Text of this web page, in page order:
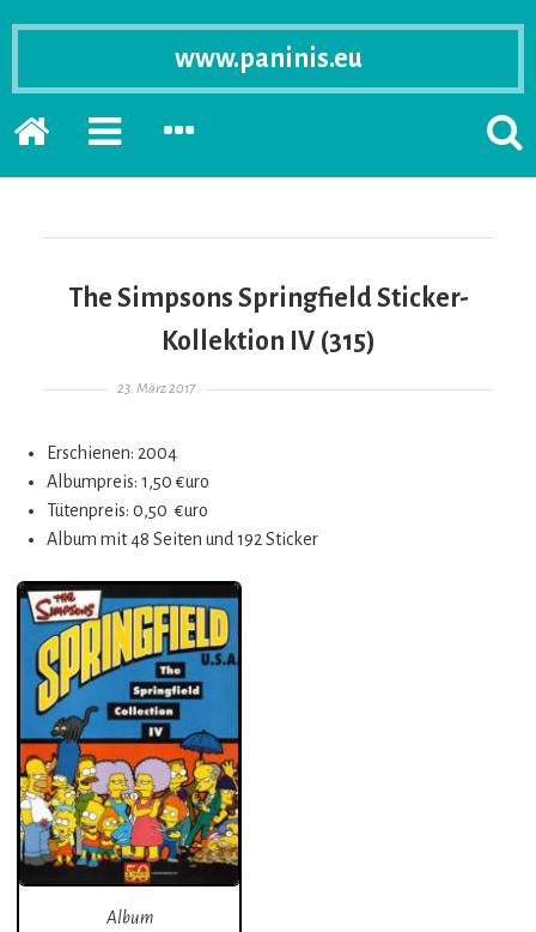
www.paninis.eu
Startseite
PRIMÄRE
ERWEITERN
SEKUNDÄRE
ERWEITERN
The Simpsons Springfield Sticker-
Kollektion IV (315)
Gepostet am
23. März 2017
Erschienen: 2004
Albumpreis: 1,50 €uro
Tütenpreis: 0,50 €uro
Album mit 48 Seiten und 192 Sticker
Album